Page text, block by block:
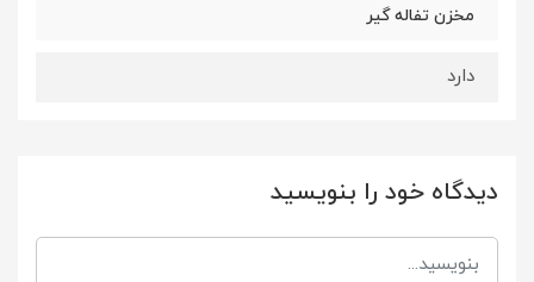
مخزن تفاله گیر
دارد
دیدگاه خود را بنویسید